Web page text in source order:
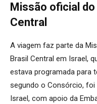
Missão oficial
Central
A viagem faz parte da
Brasil Central em Israel,
estava programada para
segundo o Consórcio, foi
Israel, com apoio da